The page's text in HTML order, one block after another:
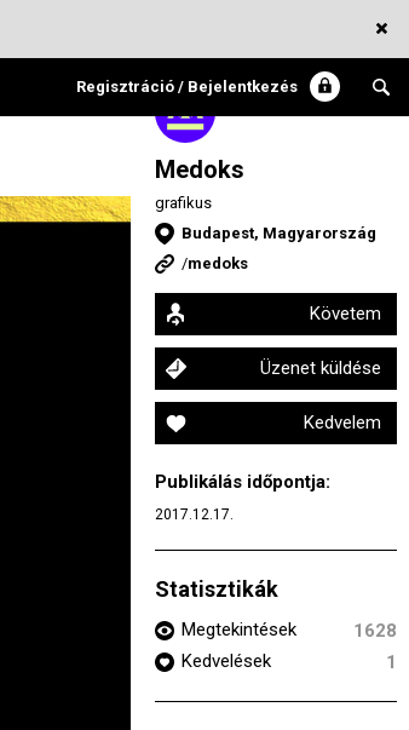
Regisztráció / Bejelentkezés
Medoks
grafikus
Budapest, Magyarország
/medoks
Követem
Üzenet küldése
Kedvelem
Publikálás időpontja:
2017.12.17.
Statisztikák
Megtekintések
1628
Kedvelések
1